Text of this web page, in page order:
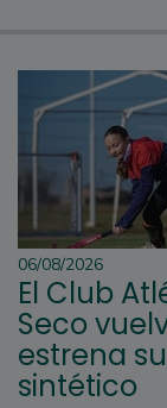
06/08/2026
El Club
Seco
estrena
sintético